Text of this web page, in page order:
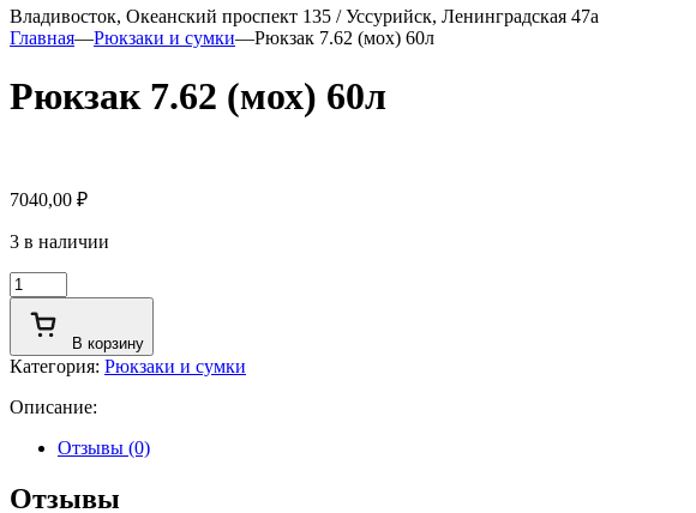
Владивосток, Океанский проспект 135 / Уссурийск, Ленинградская 47а
Главная—Рюкзаки и сумки—Рюкзак 7.62 (мох) 60л
Рюкзак 7.62 (мох) 60л
7040,00 ₽
3 в наличии
Количество
товара
Рюкзак
(мох)
В корзину
Категория: Рюкзаки и сумки
Описание:
Отзывы (0)
Отзывы